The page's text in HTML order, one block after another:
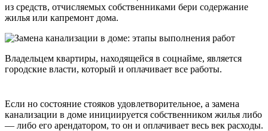
из средств, отчисляемых собственниками бери содержание
жилья или капремонт дома.
Владельцем квартиры, находящейся в соцнайме, является
городские власти, который и оплачивает все работы.
Если но состояние стояков удовлетворительное, а замена
канализации в доме инициируется собственником жилья либо
— либо его арендатором, то он и оплачивает весь век расходы.